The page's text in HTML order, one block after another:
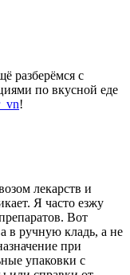
разберёмся с
по вкусной еде
!
лекарств и
Я часто езжу
Вот
в ручную кладь, а не
при
упаковки с